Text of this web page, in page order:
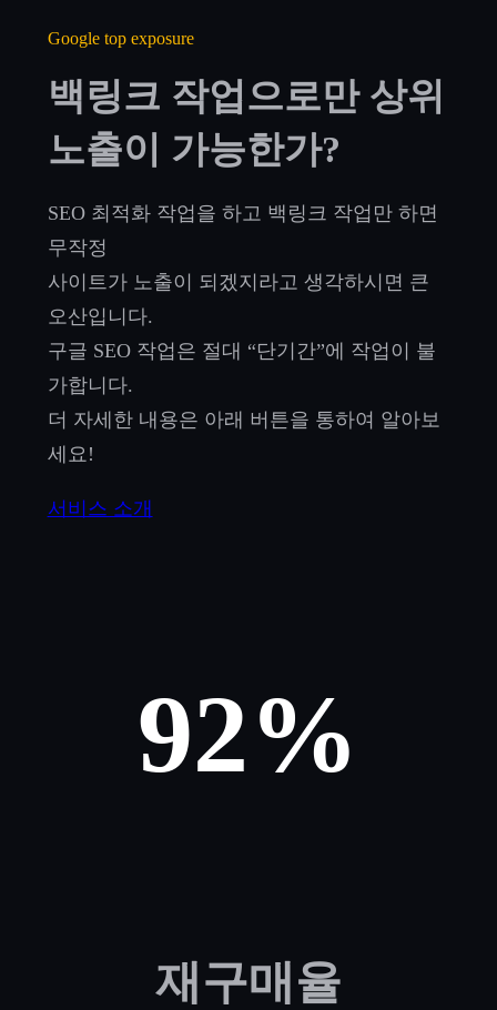
Google top exposure
백링크 작업으로만 상위
노출이 가능한가?
SEO 최적화 작업을 하고 백링크 작업만 하면
무작정
사이트가 노출이 되겠지라고 생각하시면 큰
오산입니다.
구글 SEO 작업은 절대 “단기간”에 작업이 불
가합니다.
더 자세한 내용은 아래 버튼을 통하여 알아보
세요!
서비스 소개
92%
재구매율